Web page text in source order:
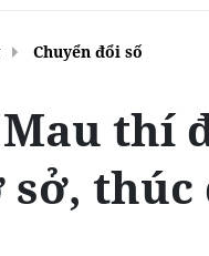
Chuyển đổi số
thí
sở,